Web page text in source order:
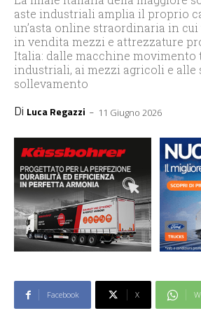
aste industriali amplia il proprio
un’asta online straordinaria in
in vendita mezzi e attrezzature
Italia: dalle macchine movimento
industriali, ai mezzi agricoli e alle
sollevamento
Di Luca Regazzi - 11 Giugno 2026
Facebook X